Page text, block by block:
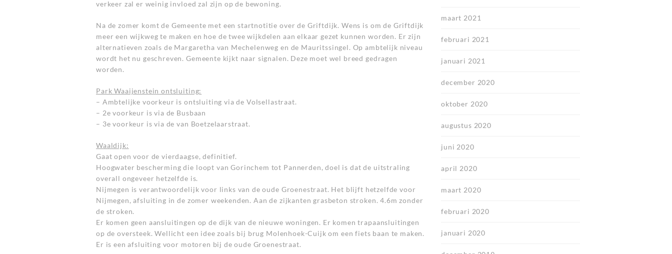
verkeer zal er weinig invloed zal zijn op de bewoning.
Na de zomer komt de Gemeente met een startnotitie over de Griftdijk. Wens is om de Griftdijk
meer een wijkweg te maken en hoe de twee wijkdelen aan elkaar gezet kunnen worden. Er zijn
alternatieven zoals de Margaretha van Mechelenweg en de Mauritssingel. Op ambtelijk niveau
wordt het nu geschreven. Gemeente kijkt naar signalen. Deze moet wel breed gedragen
worden.
Park Waaijenstein ontsluiting:
– Ambtelijke voorkeur is ontsluiting via de Volsellastraat.
– 2e voorkeur is via de Busbaan
– 3e voorkeur is via de van Boetzelaarstraat.
Waaldijk:
Gaat open voor de vierdaagse, definitief.
Hoogwater bescherming die loopt van Gorinchem tot Pannerden, doel is dat de uitstraling
overall ongeveer hetzelfde is.
Nijmegen is verantwoordelijk voor links van de oude Groenestraat. Het blijft hetzelfde voor
Nijmegen, afsluiting in de zomer weekenden. Aan de zijkanten grasbeton stroken. 4.6m zonder
de stroken.
Er komen geen aansluitingen op de dijk van de nieuwe woningen. Er komen trapaansluitingen
op de oversteek. Wellicht een idee zoals bij brug Molenhoek-Cuijk om een fiets baan te maken.
Er is een afsluiting voor motoren bij de oude Groenestraat.
maart 2021
februari 2021
januari 2021
december 2020
oktober 2020
augustus 2020
juni 2020
april 2020
maart 2020
februari 2020
januari 2020